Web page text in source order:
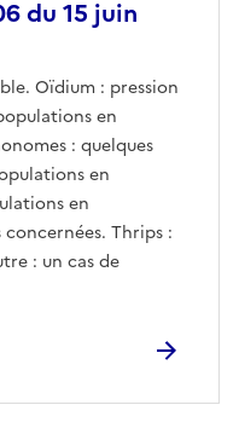
du 15 juin
Oïdium : pression
en
: quelques
en
en
Thrips :
: un cas de